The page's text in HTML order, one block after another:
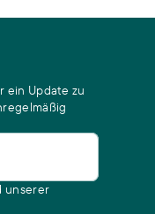
ein Update zu
unserer